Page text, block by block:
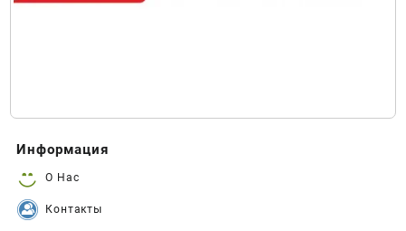
Информация
О Нас
Контакты